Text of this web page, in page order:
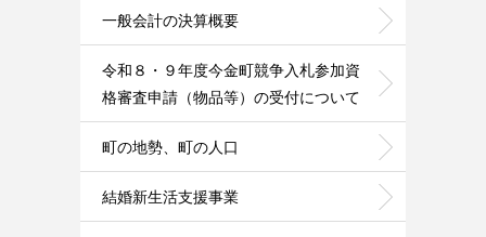
一般会計の決算概要
令和８・９年度今金町競争入札参加資
格審査申請（物品等）の受付について
町の地勢、町の人口
結婚新生活支援事業